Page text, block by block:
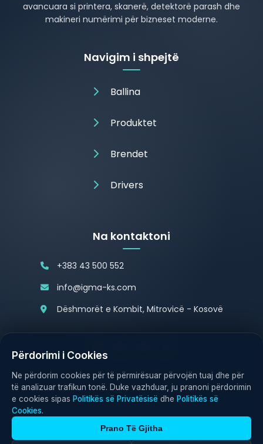
avancuara si printera, skanerë, detektorë parash dhe
makineri numërimi për bizneset moderne.
Navigim i shpejtë
Ballina
Produktet
Brendet
Drivers
Na kontaktoni
+383 43 500 552
info@igma-ks.com
Dëshmorët e Kombit, Mitrovicë - Kosovë
Politika e Privatësisë Politika e Cookies
© 2026 IGMA Electronics. All rights reserved.
Përdorimi i Cookies
Ne përdorim cookies për të përmirësuar përvojën tuaj dhe për
të analizuar trafikun tonë. Duke vazhduar, ju pranoni përdorimin
e cookies sipas Politikës së Privatësisë dhe Politikës së
Cookies.
Prano Të Gjitha